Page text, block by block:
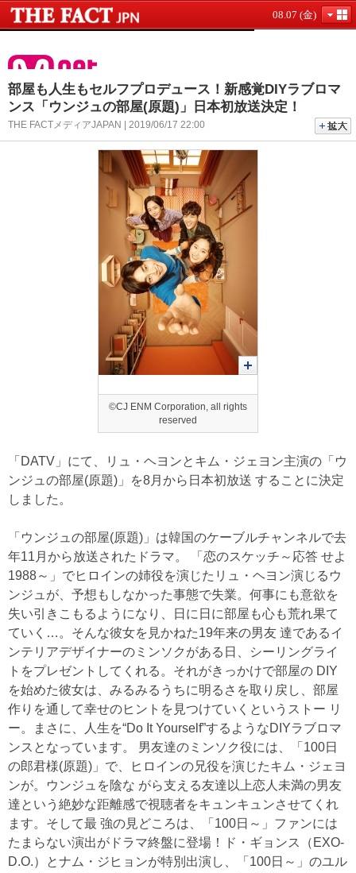
08.07 (金)
部屋も人生もセルフプロデュース！新感覚DIYラブロマ
ンス「ウンジュの部屋(原題)」日本初放送決定！
THE FACTメディアJAPAN | 2019/06/17 22:00
©CJ ENM Corporation, all rights
reserved
「DATV」にて、リュ・ヘヨンとキム・ジェヨン主演の「ウ
ンジュの部屋(原題)」を8月から日本初放送 することに決定
しました。
「ウンジュの部屋(原題)」は韓国のケーブルチャンネルで去
年11月から放送されたドラマ。 「恋のスケッチ～応答 せよ
1988～」でヒロインの姉役を演じたリュ・ヘヨン演じるウ
ンジュが、予想もしなかった事態で失業。何事にも意欲を
失い引きこもるようになり、日に日に部屋も心も荒れ果て
ていく…。そんな彼女を見かねた19年来の男友 達であるイ
ンテリアデザイナーのミンソクがある日、シーリングライ
トをプレゼントしてくれる。それがきっかけで部屋の DIY
を始めた彼女は、みるみるうちに明るさを取り戻し、部屋
作りを通して幸せのヒントを見つけていくというストー リ
ー。まさに、人生を“Do It Yourself”するようなDIYラブロマ
ンスとなっています。 男友達のミンソク役には、「100日
の郎君様(原題)」で、ヒロインの兄役を演じたキム・ジェヨ
ンが。ウンジュを陰な がら支える友達以上恋人未満の男友
達という絶妙な距離感で視聴者をキュンキュンさせてくれ
ます。そして最 強の見どころは、「100日～」ファンには
たまらない演出がドラマ終盤に登場！ド・ギョンス（EXO-
D.O.）とナム・ジヒョンが特別出演し、「100日～」のユル